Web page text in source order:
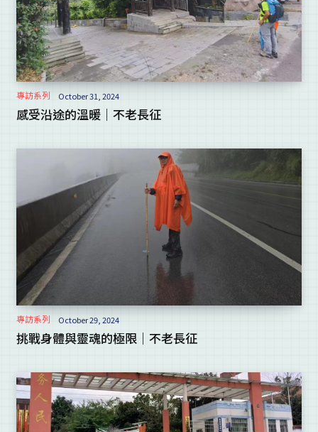
專訪系列 October 31, 2024
感受沿途的溫暖｜不老長征
專訪系列 October 29, 2024
挑戰身體與靈魂的極限｜不老長征